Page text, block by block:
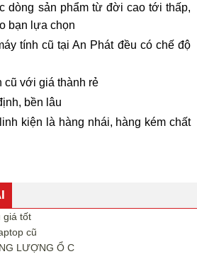
dòng sản phẩm từ đời cao tới thấp,
bạn lựa chọn
tính cũ tại An Phát đều có chế độ
cũ với giá thành rẻ
bền lâu
kiện là hàng nhái, hàng kém chất
giá tốt
cũ
LƯỢNG Ổ C